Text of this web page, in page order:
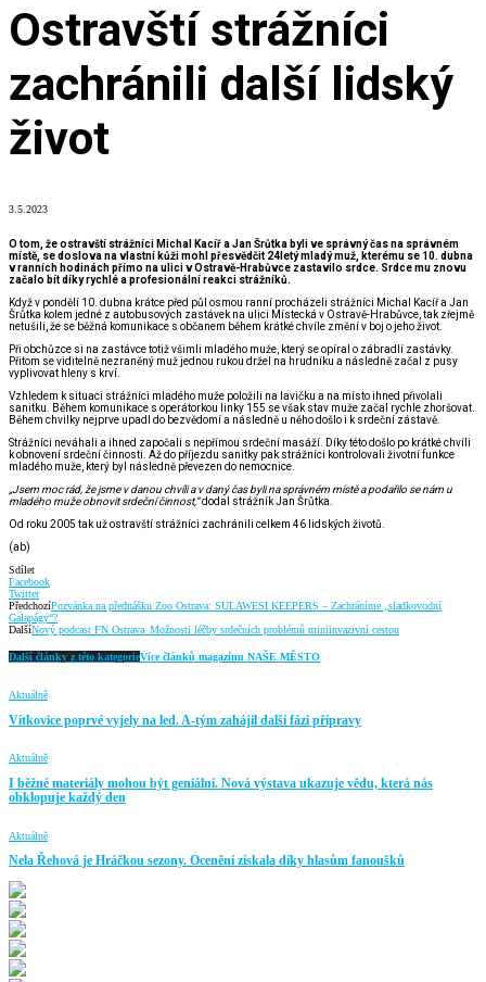
Ostravští strážníci
zachránili další lidský
život
3.5.2023
O tom, že ostravští strážníci Michal Kacíř a Jan Šrůtka byli ve správný čas na správném
místě, se doslova na vlastní kůži mohl přesvědčit 24letý mladý muž, kterému se 10. dubna
v ranních hodinách přímo na ulici v Ostravě-Hrabůvce zastavilo srdce. Srdce mu znovu
začalo bít díky rychlé a profesionální reakci strážníků.
Když v pondělí 10. dubna krátce před půl osmou ranní procházeli strážníci Michal Kacíř a Jan
Šrůtka kolem jedné z autobusových zastávek na ulici Místecká v Ostravě-Hrabůvce, tak zřejmě
netušili, že se běžná komunikace s občanem během krátké chvíle změní v boj o jeho život.
Při obchůzce si na zastávce totiž všimli mladého muže, který se opíral o zábradlí zastávky.
Přitom se viditelně nezraněný muž jednou rukou držel na hrudníku a následně začal z pusy
vyplivovat hleny s krví.
Vzhledem k situaci strážníci mladého muže položili na lavičku a na místo ihned přivolali
sanitku. Během komunikace s operátorkou linky 155 se však stav muže začal rychle zhoršovat.
Během chvilky nejprve upadl do bezvědomí a následně u něho došlo i k srdeční zástavě.
Strážníci neváhali a ihned započali s nepřímou srdeční masáží. Díky této došlo po krátké chvíli
k obnovení srdeční činnosti. Až do příjezdu sanitky pak strážníci kontrolovali životní funkce
mladého muže, který byl následně převezen do nemocnice.
„Jsem moc rád, že jsme v danou chvíli a v daný čas byli na správném místě a podařilo se nám u
mladého muže obnovit srdeční činnost,“dodal strážník Jan Šrůtka.
Od roku 2005 tak už ostravští strážníci zachránili celkem 46 lidských životů.
(ab)
Sdílet
Facebook
Twitter
PředchozíPozvánka na přednášku Zoo Ostrava: SULAWESI KEEPERS – Zachráníme „sladkovodní
Galapágy“?
DalšíNový podcast FN Ostrava_Možnosti léčby srdečních problémů miniinvazivní cestou
Další články z této kategorieVíce článků magazínu NAŠE MĚSTO
Aktuálně
Vítkovice poprvé vyjely na led. A-tým zahájil další fázi přípravy
Aktuálně
I běžné materiály mohou být geniální. Nová výstava ukazuje vědu, která nás
obklopuje každý den
Aktuálně
Nela Řehová je Hráčkou sezony. Ocenění získala díky hlasům fanoušků